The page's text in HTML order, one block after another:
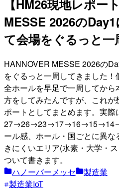
【HM26現地レポー
MESSE 2026の
て会場をぐるっと
HANNOVER MESSE 2026の
をぐるっと一周してきました！
全ホールを早足で一周してから
方をしてみたんですが、これ
ポートとしてまとめます。実
ール感、ホール・国ごとに異
きにくいエリア(水素・大学・
ついて書きます。
ハノーバーメッセ
製造業
製造業IoT